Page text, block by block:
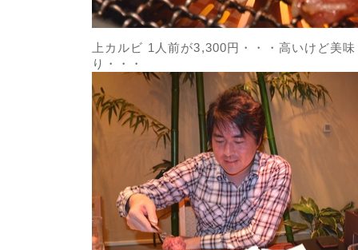
上カルビ 1人前が3,300円・・・高いけど美
り・・・